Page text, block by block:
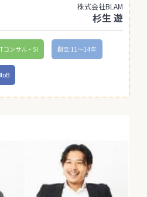
株式会社BLAM
杉生 遊
コンサル・SI 創立:11〜14年